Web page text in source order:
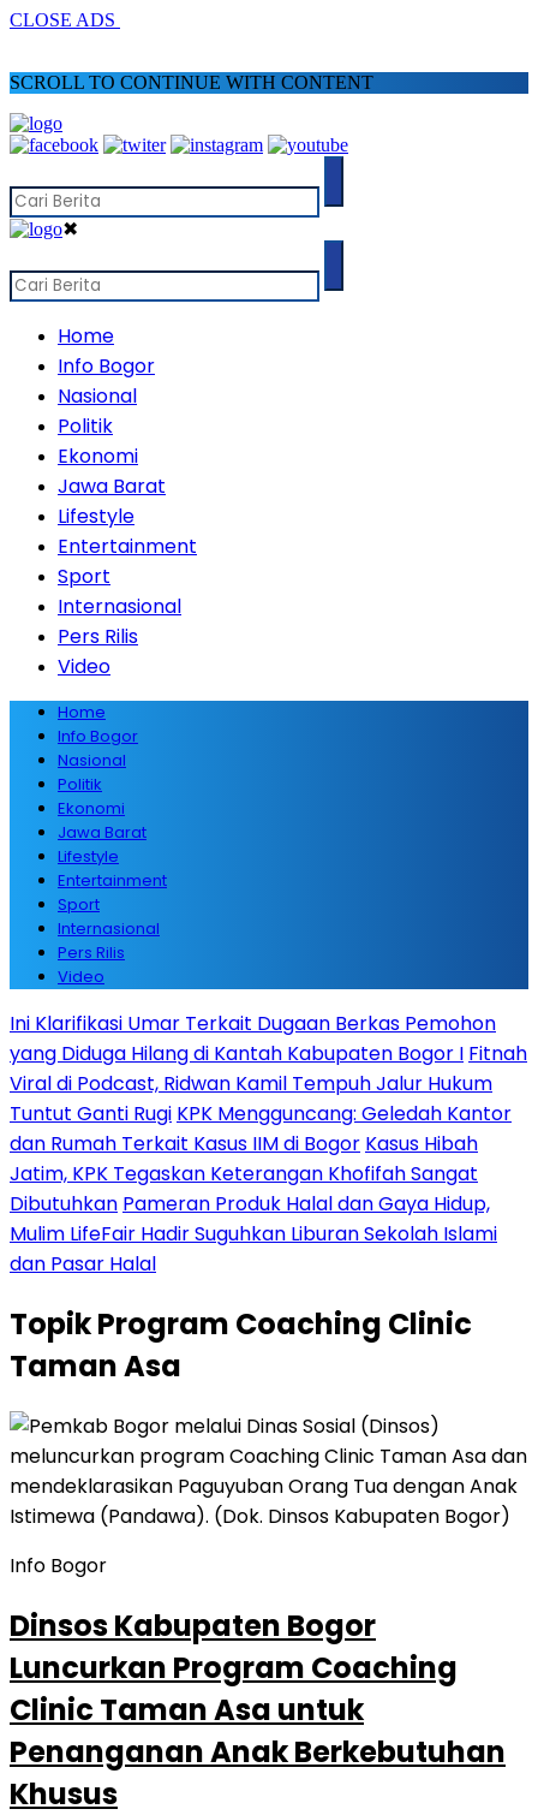
CLOSE ADS
SCROLL TO CONTINUE WITH CONTENT
✖
Home
Info Bogor
Nasional
Politik
Ekonomi
Jawa Barat
Lifestyle
Entertainment
Sport
Internasional
Pers Rilis
Video
Home
Info Bogor
Nasional
Politik
Ekonomi
Jawa Barat
Lifestyle
Entertainment
Sport
Internasional
Pers Rilis
Video
Ini Klarifikasi Umar Terkait Dugaan Berkas Pemohon
yang Diduga Hilang di Kantah Kabupaten Bogor I Fitnah
Viral di Podcast, Ridwan Kamil Tempuh Jalur Hukum
Tuntut Ganti Rugi KPK Mengguncang: Geledah Kantor
dan Rumah Terkait Kasus IIM di Bogor Kasus Hibah
Jatim, KPK Tegaskan Keterangan Khofifah Sangat
Dibutuhkan Pameran Produk Halal dan Gaya Hidup,
Mulim LifeFair Hadir Suguhkan Liburan Sekolah Islami
dan Pasar Halal
TopikProgram Coaching Clinic
Taman Asa
Info Bogor
Dinsos Kabupaten Bogor
Luncurkan Program Coaching
Clinic Taman Asa untuk
Penanganan Anak Berkebutuhan
Khusus